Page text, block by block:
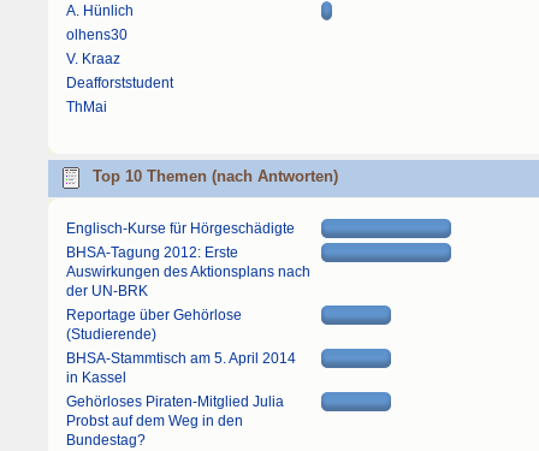
A. Hünlich
olhens30
V. Kraaz
Deafforststudent
ThMai
Top 10 Themen (nach Antworten)
Englisch-Kurse für Hörgeschädigte
BHSA-Tagung 2012: Erste
Auswirkungen des Aktionsplans nach
der UN-BRK
Reportage über Gehörlose
(Studierende)
BHSA-Stammtisch am 5. April 2014
in Kassel
Gehörloses Piraten-Mitglied Julia
Probst auf dem Weg in den
Bundestag?